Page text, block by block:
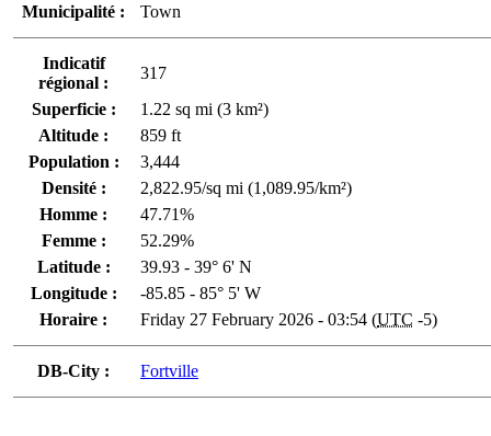
Municipalité :
Town
Indicatif
régional :
317
Superficie :
1.22 sq mi (3 km²)
Altitude :
859 ft
Population :
3,444
Densité :
2,822.95/sq mi (1,089.95/km²)
Homme :
47.71%
Femme :
52.29%
Latitude :
39.93 - 39° 6' N
Longitude :
-85.85 - 85° 5' W
Horaire :
Friday 27 February 2026 - 03:54 (UTC -5)
DB-City : Fortville